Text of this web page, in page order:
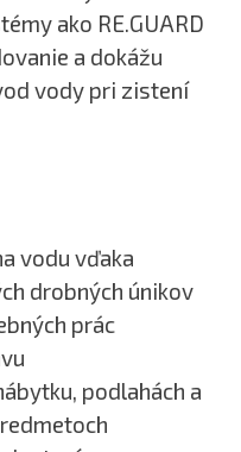
ako RE.GUARD
a dokážu
vody pri zistení
vodu vďaka
drobných únikov
prác
podlahách a